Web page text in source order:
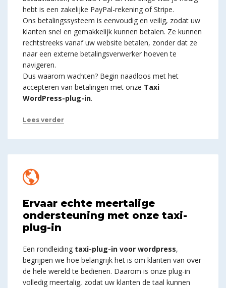
hebt is een zakelijke PayPal-rekening of Stripe.
Ons betalingssysteem is eenvoudig en veilig, zodat uw
klanten snel en gemakkelijk kunnen betalen. Ze kunnen
rechtstreeks vanaf uw website betalen, zonder dat ze
naar een externe betalingsverwerker hoeven te
navigeren.
Dus waarom wachten? Begin naadloos met het
accepteren van betalingen met onze Taxi
WordPress-plug-in.
Lees verder
Ervaar echte meertalige
ondersteuning met onze taxi-
plug-in
Een rondleiding taxi-plug-in voor wordpress,
begrijpen we hoe belangrijk het is om klanten van over
de hele wereld te bedienen. Daarom is onze plug-in
volledig meertalig, zodat uw klanten de taal kunnen